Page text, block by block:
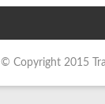
© Copyright 2015